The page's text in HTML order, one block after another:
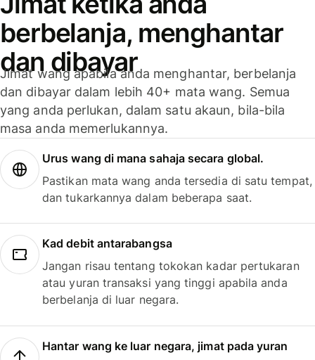
berbelanja, menghantar
dan dibayar
Jimat wang apabila anda menghantar, berbelanja
dan dibayar dalam lebih 40+ mata wang. Semua
yang anda perlukan, dalam satu akaun, bila-bila
masa anda memerlukannya.
Urus wang di mana sahaja secara global.
Pastikan mata wang anda tersedia di satu tempat,
dan tukarkannya dalam beberapa saat.
Kad debit antarabangsa
Jangan risau tentang tokokan kadar pertukaran
atau yuran transaksi yang tinggi apabila anda
berbelanja di luar negara.
Hantar wang ke luar negara, jimat pada yuran